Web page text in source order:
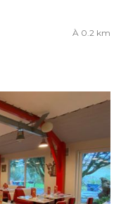
À 0.2 km